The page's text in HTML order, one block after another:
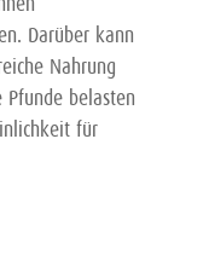
Darüber kann
Nahrung
belasten
für